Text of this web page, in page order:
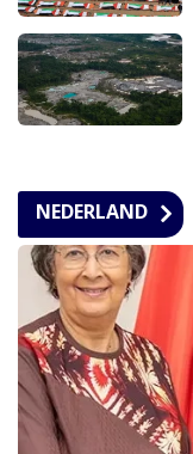
NEDERLAND